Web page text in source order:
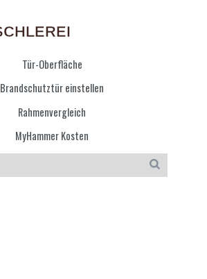
Tür-Oberfläche
Brandschutztür einstellen
Rahmenvergleich
MyHammer Kosten